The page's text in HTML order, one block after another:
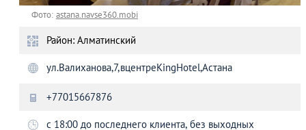
Фото:astana.navse360.mobi
Район: Алматинский
ул.Валиханова,7,вцентреKingHotel,Астана
+77015667876
с 18:00 до последнего клиента, без выходных